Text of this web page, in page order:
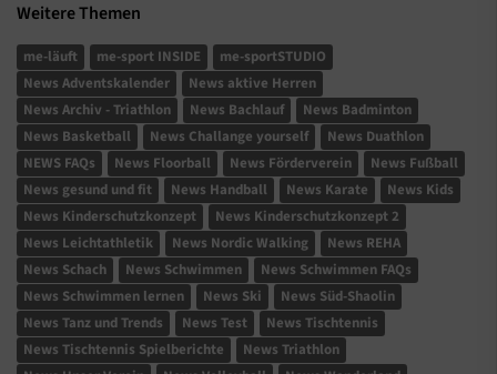
Weitere Themen
me-läuft me-sport INSIDE
me-sportSTUDIO
News Adventskalender
News aktive Herren
News Archiv - Triathlon
News Bachlauf
News Badminton
News Basketball
News Challange yourself
News Duathlon
NEWS FAQs
News Floorball News Förderverein
News Fußball
News gesund und fit
News Handball News Karate
News Kids
News Kinderschutzkonzept
News Kinderschutzkonzept 2
News Leichtathletik
News Nordic Walking
News REHA
News Schach
News Schwimmen
News Schwimmen FAQs
News Schwimmen lernen
News Ski
News Süd-Shaolin
News Tanz und Trends
News Test
News Tischtennis
News Tischtennis Spielberichte
News Triathlon